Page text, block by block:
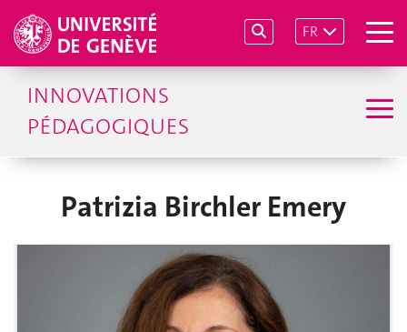
FR
INNOVATIONS
PÉDAGOGIQUES
Patrizia Birchler Emery